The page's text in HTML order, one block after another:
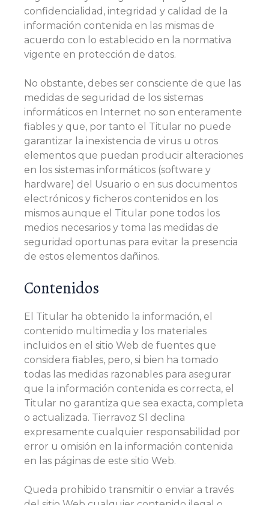
confidencialidad, integridad y calidad de la
información contenida en las mismas de
acuerdo con lo establecido en la normativa
vigente en protección de datos.
No obstante, debes ser consciente de que las
medidas de seguridad de los sistemas
informáticos en Internet no son enteramente
fiables y que, por tanto el Titular no puede
garantizar la inexistencia de virus u otros
elementos que puedan producir alteraciones
en los sistemas informáticos (software y
hardware) del Usuario o en sus documentos
electrónicos y ficheros contenidos en los
mismos aunque el Titular pone todos los
medios necesarios y toma las medidas de
seguridad oportunas para evitar la presencia
de estos elementos dañinos.
Contenidos
El Titular ha obtenido la información, el
contenido multimedia y los materiales
incluidos en el sitio Web de fuentes que
considera fiables, pero, si bien ha tomado
todas las medidas razonables para asegurar
que la información contenida es correcta, el
Titular no garantiza que sea exacta, completa
o actualizada. Tierravoz Sl declina
expresamente cualquier responsabilidad por
error u omisión en la información contenida
en las páginas de este sitio Web.
Queda prohibido transmitir o enviar a través